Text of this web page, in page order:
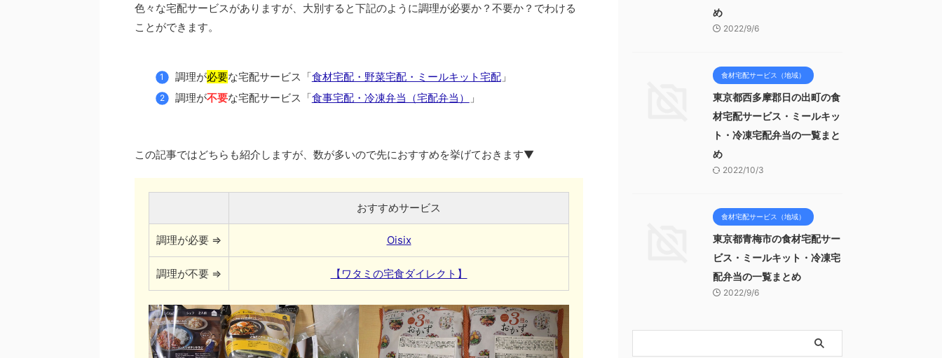
色々な宅配サービスがありますが、大別すると下記のように調理が必要か？不要か？でわける
ことができます。
調理が必要な宅配サービス「食材宅配・野菜宅配・ミールキット宅配」
調理が不要な宅配サービス「食事宅配・冷凍弁当（宅配弁当） 」
この記事ではどちらも紹介しますが、数が多いので先におすすめを挙げておきます▼
おすすめサービス
調理が必要 ⇒ Oisix
調理が不要 ⇒ 【ワタミの宅食ダイレクト】
め
2022/9/6
食材宅配サービス（地域）
東京都西多摩郡日の出町の食
材宅配サービス・ミールキッ
ト・冷凍宅配弁当の一覧まと
め
2022/10/3
食材宅配サービス（地域）
東京都青梅市の食材宅配サー
ビス・ミールキット・冷凍宅
配弁当の一覧まとめ
2022/9/6